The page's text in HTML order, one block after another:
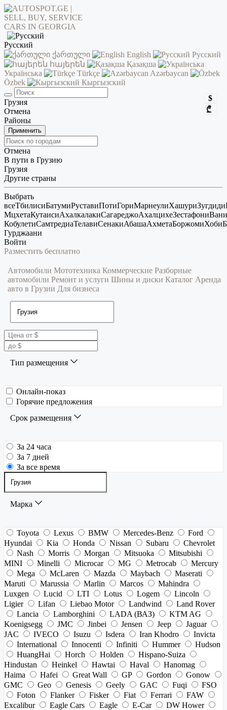
Русский
ქართული
English
Русский
հայերեն
Қазақша
Українська
Türkçe
Azərbaycan
Özbek
Кыргызский
$
₾
Грузия
Отмена
Районы
Применить
Отмена
В пути в Грузию
Грузия
Другие страны
Выбрать
всеТбилисиБатумиРуставиПотиГориМарнеулиХашуриЗугдиди
МцхетаКутаисиАхалкалакиСагареджоАхалцихеЗестафониВани
КобулетиСамтредиаТелавиСенакиАбашаАхметаБоржомиХоби
Гурджаани
Войти
Разместить бесплатно
Автомобили Мототехника Коммерческие Разборные
автомобили Ремонт и услуги Шины и диски Каталог Аренда
авто в Грузии Для бизнеса
Тип размещения
Онлайн-показ
Горячие предложения
Срок размещения
За 24 часа
За 7 дней
За все время
Марка
Toyota Lexus BMW Mercedes-Benz
Ford
Hyundai
Kia Honda Nissan Subaru
Chevrolet
Nash
Morris Morgan Mitsuoka
Mitsubishi
MINI
Minelli Microcar MG Metrocab
Mercury
Mega
McLaren Mazda Maybach
Maserati
Maruti
Marussia Marlin Marcos
Mahindra
Luxgen
Lucid LTI Lotus Logem
Lincoln
Ligier
Lifan Liebao Motor Landwind
Land Rover
Lancia
Lamborghini LADA (ВАЗ)
KTM AG
Koenigsegg
JMC Jinbei Jensen Jeep
Jaguar
JAC
IVECO Isuzu Isdera Iran Khodro
Invicta
International
Innocenti Infiniti Hummer
Hudson
HuangHai
Horch Holden
Hispano-Suiza
Hindustan
Heinkel Hawtai Haval
Hanomag
Haima
Hafei Great Wall GP Gordon
Gonow
GMC
Geo Genesis Geely GAC Fuqi
FSO
Foton
Flanker Fisker Fiat Ferrari
FAW
Excalibur
Eagle Cars Eagle E-Car
DW Hower